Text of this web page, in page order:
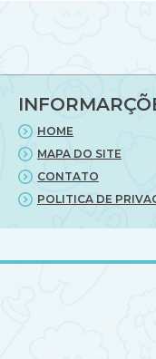
HOME
MAPA DO SITE
CONTATO
POLITICA DE